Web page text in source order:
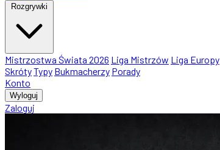
Rozgrywki
Mistrzostwa Świata 2026 Liga Mistrzów Liga Europy
SkrótyTypy Bukmacherzy Porady
Konto
Wyloguj
Zaloguj